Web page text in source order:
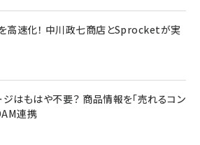
高速化！ 中川政七商店とSprocketが実
はもはや不要？ 商品情報を「売れるコン
連携